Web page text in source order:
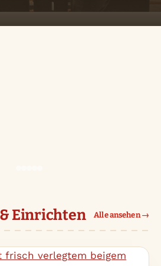
Einrichten Alle ansehen →